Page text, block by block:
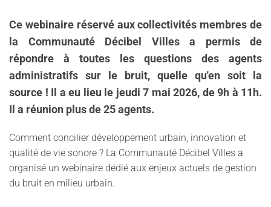
Ce webinaire réservé aux collectivités membres de
la Communauté Décibel Villes a permis de
répondre à toutes les questions des agents
administratifs sur le bruit, quelle qu'en soit la
source ! Il a eu lieu le jeudi 7 mai 2026, de 9h à 11h.
Il a réunion plus de 25 agents.
Comment concilier développement urbain, innovation et
qualité de vie sonore ? La Communauté Décibel Villes a
organisé un webinaire dédié aux enjeux actuels de gestion
du hashtag
bruit en milieu hashtag
urbain.